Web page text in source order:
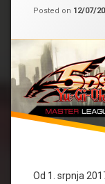
Posted on 12/07/
Od 1. srpnja